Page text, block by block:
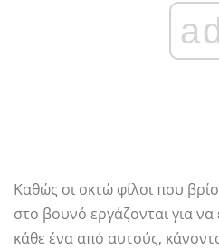
Καθώς οι οκτώ φίλοι που
στο βουνό εργάζονται για να
κάθε ένα από αυτούς,